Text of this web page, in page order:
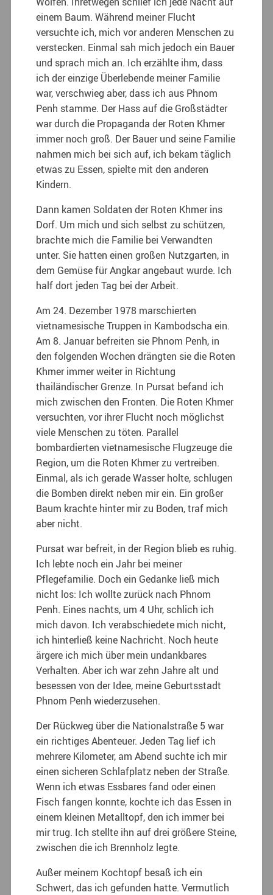
einem Baum. Während meiner Flucht
versuchte ich, mich vor anderen Menschen zu
verstecken. Einmal sah mich jedoch ein Bauer
und sprach mich an. Ich erzählte ihm, dass
ich der einzige Überlebende meiner Familie
war, verschwieg aber, dass ich aus Phnom
Penh stamme. Der Hass auf die Großstädter
war durch die Propaganda der Roten Khmer
immer noch groß. Der Bauer und seine Familie
nahmen mich bei sich auf, ich bekam täglich
etwas zu Essen, spielte mit den anderen
Kindern.
Dann kamen Soldaten der Roten Khmer ins
Dorf. Um mich und sich selbst zu schützen,
brachte mich die Familie bei Verwandten
unter. Sie hatten einen großen Nutzgarten, in
dem Gemüse für Angkar angebaut wurde. Ich
half dort jeden Tag bei der Arbeit.
Am 24. Dezember 1978 marschierten
vietnamesische Truppen in Kambodscha ein.
Am 8. Januar befreiten sie Phnom Penh, in
den folgenden Wochen drängten sie die Roten
Khmer immer weiter in Richtung
thailändischer Grenze. In Pursat befand ich
mich zwischen den Fronten. Die Roten Khmer
versuchten, vor ihrer Flucht noch möglichst
viele Menschen zu töten. Parallel
bombardierten vietnamesische Flugzeuge die
Region, um die Roten Khmer zu vertreiben.
Einmal, als ich gerade Wasser holte, schlugen
die Bomben direkt neben mir ein. Ein großer
Baum krachte hinter mir zu Boden, traf mich
aber nicht.
Pursat war befreit, in der Region blieb es ruhig.
Ich lebte noch ein Jahr bei meiner
Pflegefamilie. Doch ein Gedanke ließ mich
nicht los: Ich wollte zurück nach Phnom
Penh. Eines nachts, um 4 Uhr, schlich ich
mich davon. Ich verabschiedete mich nicht,
ich hinterließ keine Nachricht. Noch heute
ärgere ich mich über mein undankbares
Verhalten. Aber ich war zehn Jahre alt und
besessen von der Idee, meine Geburtsstadt
Phnom Penh wiederzusehen.
Der Rückweg über die Nationalstraße 5 war
ein richtiges Abenteuer. Jeden Tag lief ich
mehrere Kilometer, am Abend suchte ich mir
einen sicheren Schlafplatz neben der Straße.
Wenn ich etwas Essbares fand oder einen
Fisch fangen konnte, kochte ich das Essen in
einem kleinen Metalltopf, den ich immer bei
mir trug. Ich stellte ihn auf drei größere Steine,
zwischen die ich Brennholz legte.
Außer meinem Kochtopf besaß ich ein
Schwert, das ich gefunden hatte. Vermutlich